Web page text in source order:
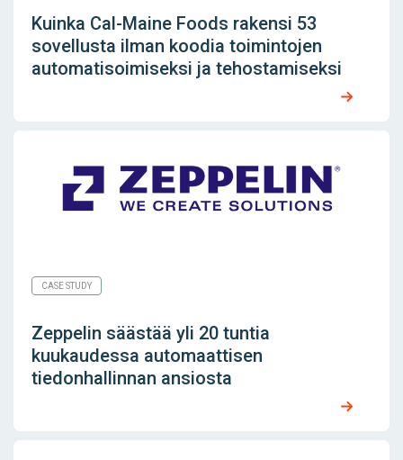
Kuinka Cal-Maine Foods rakensi 53
sovellusta ilman koodia toimintojen
automatisoimiseksi ja tehostamiseksi
CASE STUDY
Zeppelin säästää yli 20 tuntia
kuukaudessa automaattisen
tiedonhallinnan ansiosta